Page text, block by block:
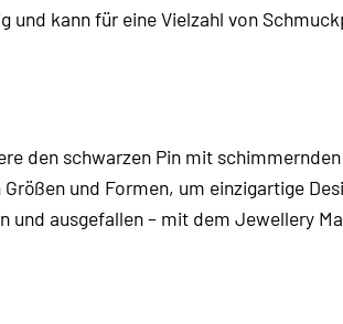
und kann für eine Vielzahl von
den schwarzen Pin mit
und Formen, um einzigartige
ausgefallen – mit dem Jewellery